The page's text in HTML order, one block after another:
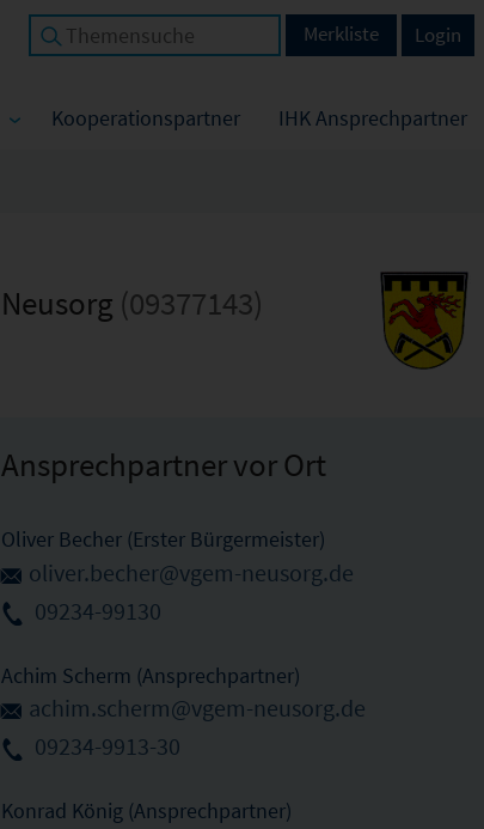
Kooperationspartner IHK Ansprechpartner
Login
Merkliste
Neusorg (09377143)
Ansprechpartner vor Ort
Oliver Becher (Erster Bürgermeister)
oliver.becher@vgem-neusorg.de
09234-99130
Achim Scherm (Ansprechpartner)
achim.scherm@vgem-neusorg.de
09234-9913-30
Konrad König (Ansprechpartner)